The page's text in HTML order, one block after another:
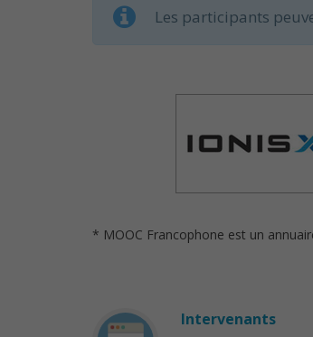
Les participants
* MOOC Francophone est un
Intervenants